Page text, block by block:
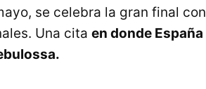
se celebra la gran final con
Una cita en donde España